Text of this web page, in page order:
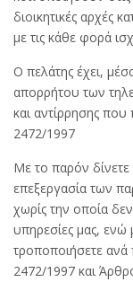
διοικητικές αρχές
με τις κάθε φορά
Ο πελάτης έχει,
απορρήτου των
και αντίρρησης
2472/1997
Με το παρόν
επεξεργασία των
χωρίς την οποία
υπηρεσίες μας, ενώ
τροποποιήσετε
2472/1997 και